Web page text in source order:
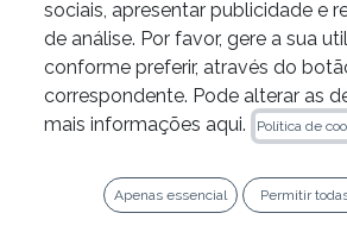
O ZEISS EXTARO® 300 redefine
odontologia ao proporcionar uma
avançada que melhora a precisão
deteção de cáries e nas
ajudando a diferenciar a clínica
tecnologia de última geração. Os
Fluorescence, NoGlare e
identificar com exatidão os limites
sociais, apresentar publicidade e
de análise. Por favor, gere a sua
conforme preferir, através do
correspondente. Pode alterar as
mais informações aqui.
Política de
Apenas essencial Permitir